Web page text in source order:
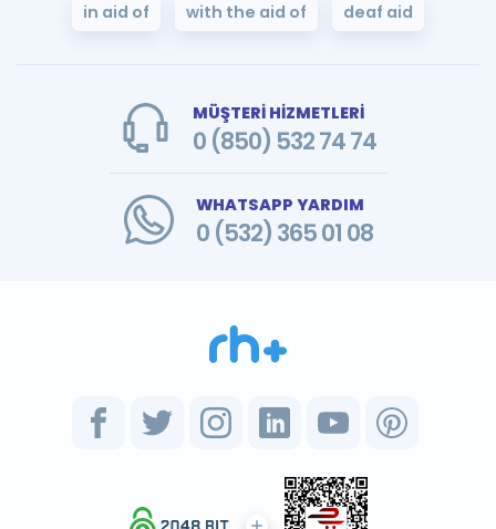
in aid of with the aid of deaf aid
MÜŞTERİ HİZMETLERİ
0 (850) 532 74 74
WHATSAPP YARDIM
0 (532) 365 01 08